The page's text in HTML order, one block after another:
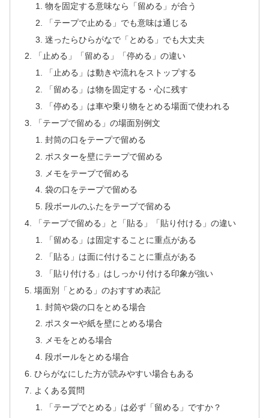
物を固定する意味なら「留める」が合う
「テープで止める」でも意味は通じる
迷ったらひらがなで「とめる」でも大丈夫
「止める」「留める」「停める」の違い
「止める」は動きや流れをストップする
「留める」は物を固定する・心に残す
「停める」は車や乗り物をとめる場面で使われる
「テープで留める」の場面別例文
封筒の口をテープで留める
ポスターを壁にテープで留める
メモをテープで留める
袋の口をテープで留める
段ボールのふたをテープで留める
「テープで留める」と「貼る」「貼り付ける」の違い
「留める」は固定することに重点がある
「貼る」は面に付けることに重点がある
「貼り付ける」はしっかり付ける印象が強い
場面別「とめる」のおすすめ表記
封筒や袋の口をとめる場合
ポスターや紙を壁にとめる場合
メモをとめる場合
段ボールをとめる場合
ひらがなにした方が読みやすい場合もある
よくある質問
「テープでとめる」は必ず「留める」ですか？